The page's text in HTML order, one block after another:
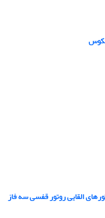
القایی روتور قفسی سه فاز